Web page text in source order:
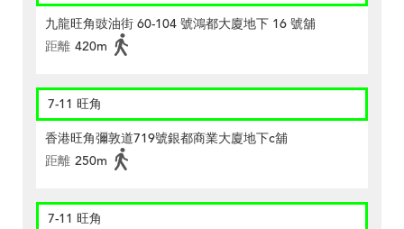
九龍旺角豉油街 60-104 號鴻都大廈地下 16 號舖
距離 420m
7-11 旺角
香港旺角彌敦道719號銀都商業大廈地下c舖
距離 250m
7-11 旺角